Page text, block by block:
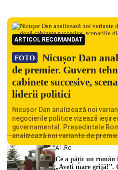
ARTICOL RECOMANDAT
FOTO
Nicușor Dan
de premier. Guvern
cabinete succesive,
liderii politici
Nicușor Dan analizează noi
negocierile politice vizează
guvernamental. Președintele
analizează noi variante de
liderii politici. Ciprian Ciucu
guvern tehnocrat și despre
succesive. Nicușor Dan
A1.ro
Ce a pățit un român
„Aveți mare grijă!”.